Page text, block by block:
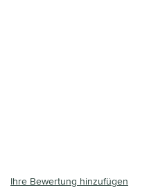
Ihre Bewertung hinzufügen